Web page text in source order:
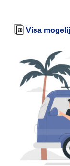
Visa